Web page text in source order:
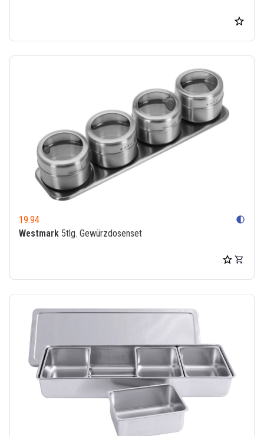
19.94 contrast
Westmark 5tlg. Gewürzdosenset